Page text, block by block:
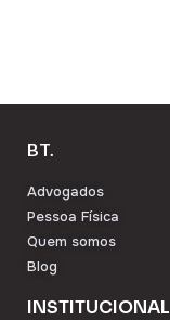
BT.
Advogados
Pessoa Física
Quem somos
Blog
INSTITUCIONAL